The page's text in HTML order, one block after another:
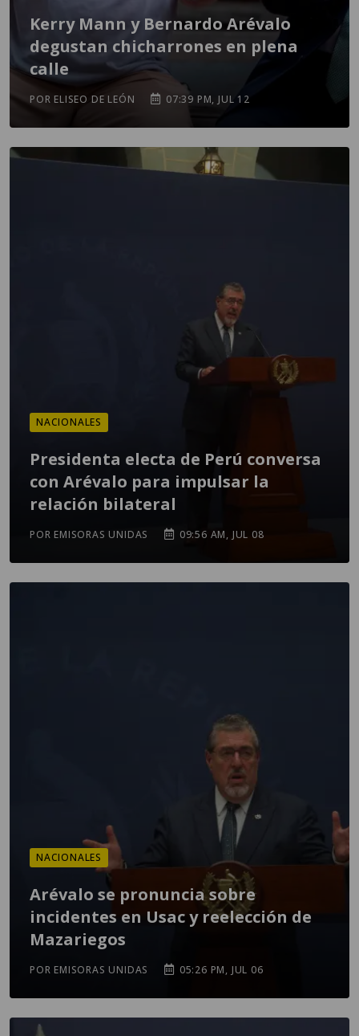
Kerry Mann y Bernardo Arévalo
degustan chicharrones en plena
calle
POR ELISEO DE LEÓN 07:39 PM, JUL 12
NACIONALES
Presidenta electa de Perú conversa
con Arévalo para impulsar la
relación bilateral
POR EMISORAS UNIDAS 09:56 AM, JUL 08
NACIONALES
Arévalo se pronuncia sobre
incidentes en Usac y reelección de
Mazariegos
POR EMISORAS UNIDAS 05:26 PM, JUL 06